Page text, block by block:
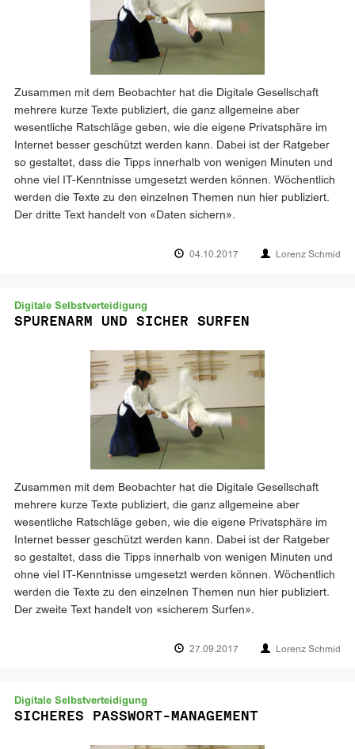
Zusammen mit dem Beobachter hat die Digitale Gesellschaft
mehrere kurze Texte publiziert, die ganz allgemeine aber
wesentliche Ratschläge geben, wie die eigene Privatsphäre im
Internet besser geschützt werden kann. Dabei ist der Ratgeber
so gestaltet, dass die Tipps innerhalb von wenigen Minuten und
ohne viel IT-Kenntnisse umgesetzt werden können. Wöchentlich
werden die Texte zu den einzelnen Themen nun hier publiziert.
Der dritte Text handelt von «Daten sichern».
04.10.2017 Lorenz Schmid
Digitale Selbstverteidigung
SPURENARM UND SICHER SURFEN
Zusammen mit dem Beobachter hat die Digitale Gesellschaft
mehrere kurze Texte publiziert, die ganz allgemeine aber
wesentliche Ratschläge geben, wie die eigene Privatsphäre im
Internet besser geschützt werden kann. Dabei ist der Ratgeber
so gestaltet, dass die Tipps innerhalb von wenigen Minuten und
ohne viel IT-Kenntnisse umgesetzt werden können. Wöchentlich
werden die Texte zu den einzelnen Themen nun hier publiziert.
Der zweite Text handelt von «sicherem Surfen».
27.09.2017 Lorenz Schmid
Digitale Selbstverteidigung
SICHERES PASSWORT-MANAGEMENT